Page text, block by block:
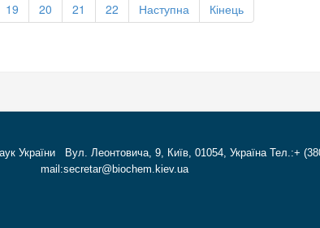
19 20 21 22 Наступна Кінець
наук України Вул. Леонтовича, 9, Київ, 01054, Україна Тел.:+
mail:secretar@biochem.kiev.ua